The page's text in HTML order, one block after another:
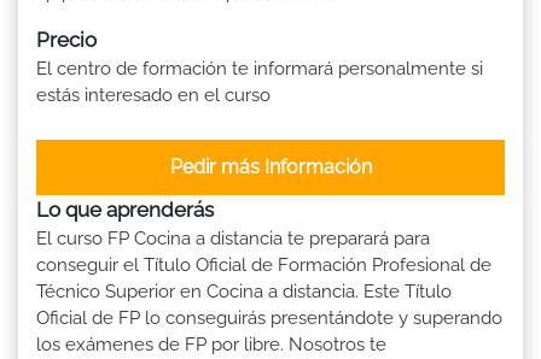
Precio
El centro de formación te informará personalmente si
estás interesado en el curso
Pedir más Información
Lo que aprenderás
El curso FP Cocina a distancia te preparará para
conseguir el Título Oficial de Formación Profesional de
Técnico Superior en Cocina a distancia. Este Título
Oficial de FP lo conseguirás presentándote y superando
los exámenes de FP por libre. Nosotros te